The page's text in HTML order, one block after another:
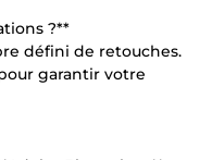
?**
défini de retouches.
garantir votre